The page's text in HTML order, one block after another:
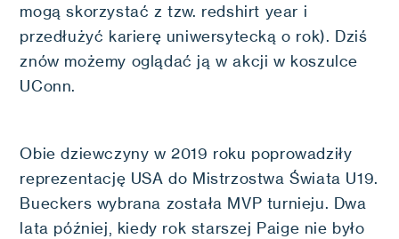
mogą skorzystać z tzw. redshirt year i
przedłużyć karierę uniwersytecką o rok). Dziś
znów możemy oglądać ją w akcji w koszulce
UConn.
Obie dziewczyny w 2019 roku poprowadziły
reprezentację USA do Mistrzostwa Świata U19.
Bueckers wybrana została MVP turnieju. Dwa
lata później, kiedy rok starszej Paige nie było